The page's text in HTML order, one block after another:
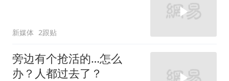
新媒体 2跟贴
旁边有个抢活的…怎么
办？人都过去了？